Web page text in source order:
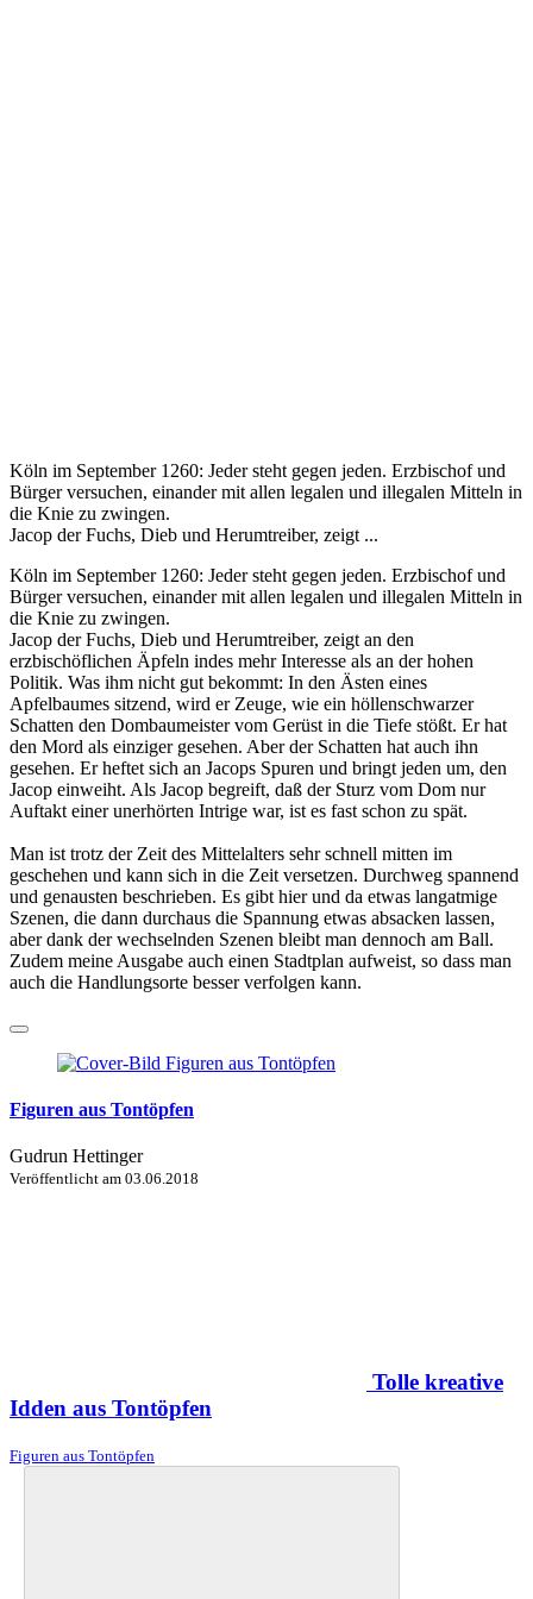
Köln im September 1260: Jeder steht gegen jeden. Erzbischof und
Bürger versuchen, einander mit allen legalen und illegalen Mitteln in
die Knie zu zwingen.
Jacop der Fuchs, Dieb und Herumtreiber, zeigt ...
Köln im September 1260: Jeder steht gegen jeden. Erzbischof und
Bürger versuchen, einander mit allen legalen und illegalen Mitteln in
die Knie zu zwingen.
Jacop der Fuchs, Dieb und Herumtreiber, zeigt an den
erzbischöflichen Äpfeln indes mehr Interesse als an der hohen
Politik. Was ihm nicht gut bekommt: In den Ästen eines
Apfelbaumes sitzend, wird er Zeuge, wie ein höllenschwarzer
Schatten den Dombaumeister vom Gerüst in die Tiefe stößt. Er hat
den Mord als einziger gesehen. Aber der Schatten hat auch ihn
gesehen. Er heftet sich an Jacops Spuren und bringt jeden um, den
Jacop einweiht. Als Jacop begreift, daß der Sturz vom Dom nur
Auftakt einer unerhörten Intrige war, ist es fast schon zu spät.
Man ist trotz der Zeit des Mittelalters sehr schnell mitten im
geschehen und kann sich in die Zeit versetzen. Durchweg spannend
und genausten beschrieben. Es gibt hier und da etwas langatmige
Szenen, die dann durchaus die Spannung etwas absacken lassen,
aber dank der wechselnden Szenen bleibt man dennoch am Ball.
Zudem meine Ausgabe auch einen Stadtplan aufweist, so dass man
auch die Handlungsorte besser verfolgen kann.
Figuren aus Tontöpfen
Gudrun Hettinger
Veröffentlicht am 03.06.2018
Tolle kreative
Idden aus Tontöpfen
Figuren aus Tontöpfen